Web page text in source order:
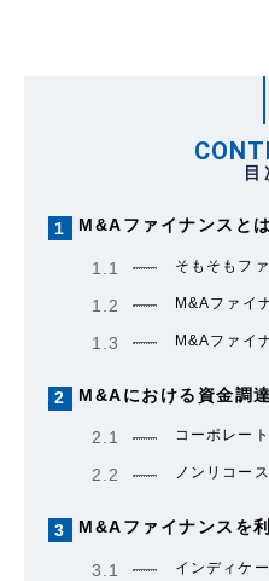
目
1 M&Aファイナンスと
1.1 そもそもフ
1.2 M&Aファイ
1.3 M&Aファイ
2 M&Aにおける資金調
2.1 コーポレー
2.2 ノンリコー
3 M&Aファイナンスを
3.1 インディケ